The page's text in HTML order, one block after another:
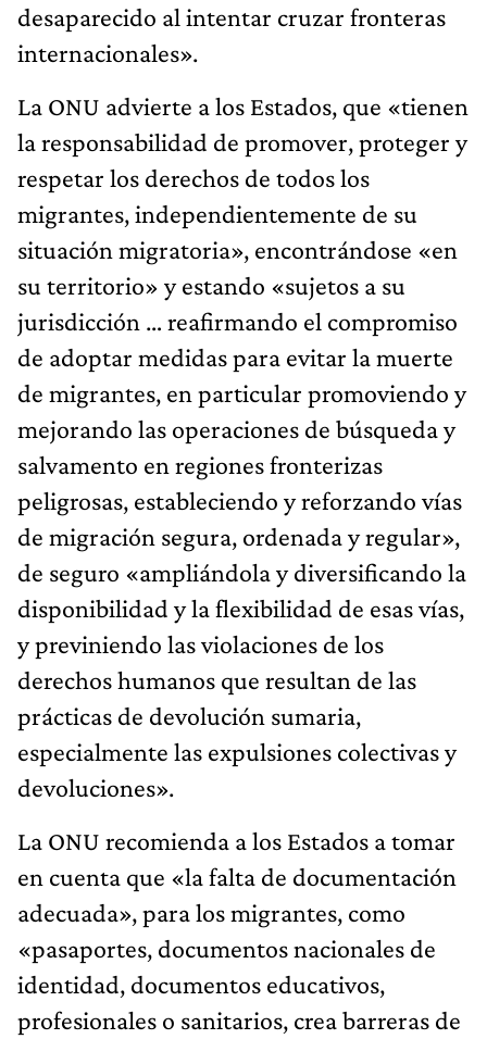
desaparecido al intentar cruzar fronteras
internacionales».
La ONU advierte a los Estados, que «tienen
la responsabilidad de promover, proteger y
respetar los derechos de todos los
migrantes, independientemente de su
situación migratoria», encontrándose «en
su territorio» y estando «sujetos a su
jurisdicción … reafirmando el compromiso
de adoptar medidas para evitar la muerte
de migrantes, en particular promoviendo y
mejorando las operaciones de búsqueda y
salvamento en regiones fronterizas
peligrosas, estableciendo y reforzando vías
de migración segura, ordenada y regular»,
de seguro «ampliándola y diversificando la
disponibilidad y la flexibilidad de esas vías,
y previniendo las violaciones de los
derechos humanos que resultan de las
prácticas de devolución sumaria,
especialmente las expulsiones colectivas y
devoluciones».
La ONU recomienda a los Estados a tomar
en cuenta que «la falta de documentación
adecuada», para los migrantes, como
«pasaportes, documentos nacionales de
identidad, documentos educativos,
profesionales o sanitarios, crea barreras de